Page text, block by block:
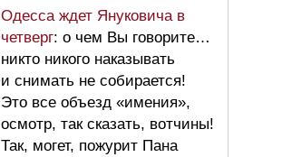
Одесса ждет Януковича в
четверг: о чем Вы говорите…
никто никого наказывать
и снимать не собирается!
Это все объезд «имения»,
осмотр, так сказать, вотчины!
Так, могет, пожурит Пана